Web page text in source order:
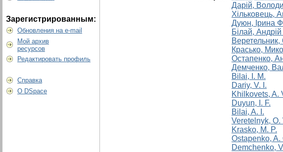
Зарегистрированным:
Обновления на e-mail
Мой архив
ресурсов
Редактировать профиль
Справка
О DSpace
Дарій,
Хільковець,
Дуюн, Ірина
Білай,
Красько,
Остапенко,
Демченко,
Bilai, I. M.
Dariy, V. I.
Khilkovets, A.
Duyun, І. F.
Bilai, A. I.
Veretelnyk, O.
Krasko, M. P.
Ostapenko, A.
Demchenko,